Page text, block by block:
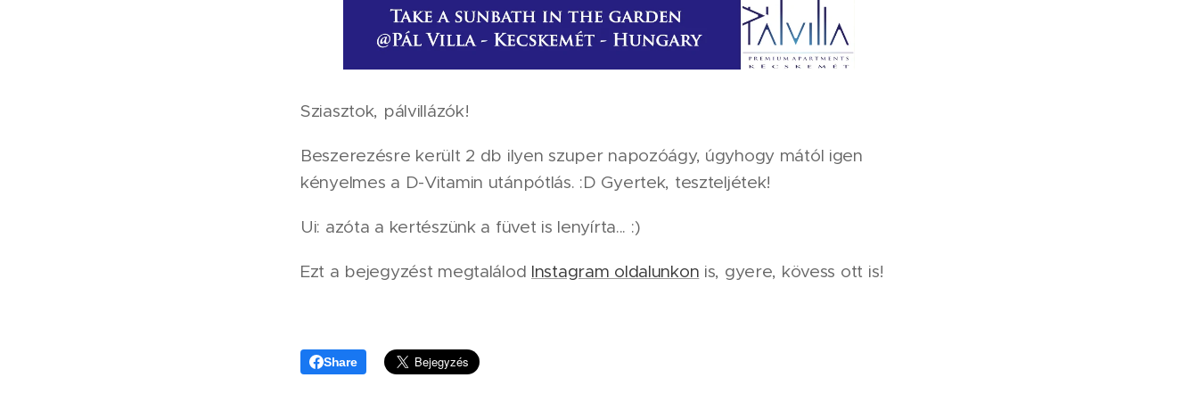
Sziasztok, pálvillázók!
Beszerezésre került 2 db ilyen szuper napozóágy, úgyhogy mától igen
kényelmes a D-Vitamin utánpótlás. :D Gyertek, teszteljétek!
Ui: azóta a kertészünk a füvet is lenyírta... :)
Ezt a bejegyzést megtalálod Instagram oldalunkon is, gyere, kövess ott is!
Share